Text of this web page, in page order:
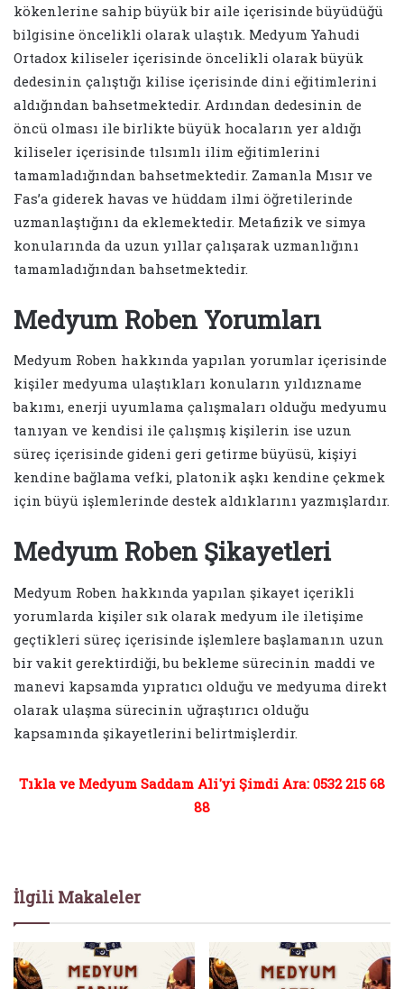
kökenlerine sahip büyük bir aile içerisinde büyüdüğü
bilgisine öncelikli olarak ulaştık. Medyum Yahudi
Ortadox kiliseler içerisinde öncelikli olarak büyük
dedesinin çalıştığı kilise içerisinde dini eğitimlerini
aldığından bahsetmektedir. Ardından dedesinin de
öncü olması ile birlikte büyük hocaların yer aldığı
kiliseler içerisinde tılsımlı ilim eğitimlerini
tamamladığından bahsetmektedir. Zamanla Mısır ve
Fas’a giderek havas ve hüddam ilmi öğretilerinde
uzmanlaştığını da eklemektedir. Metafizik ve simya
konularında da uzun yıllar çalışarak uzmanlığını
tamamladığından bahsetmektedir.
Medyum Roben Yorumları
Medyum Roben hakkında yapılan yorumlar içerisinde
kişiler medyuma ulaştıkları konuların yıldızname
bakımı, enerji uyumlama çalışmaları olduğu medyumu
tanıyan ve kendisi ile çalışmış kişilerin ise uzun
süreç içerisinde gideni geri getirme büyüsü, kişiyi
kendine bağlama vefki, platonik aşkı kendine çekmek
için büyü işlemlerinde destek aldıklarını yazmışlardır.
Medyum Roben Şikayetleri
Medyum Roben hakkında yapılan şikayet içerikli
yorumlarda kişiler sık olarak medyum ile iletişime
geçtikleri süreç içerisinde işlemlere başlamanın uzun
bir vakit gerektirdiği, bu bekleme sürecinin maddi ve
manevi kapsamda yıpratıcı olduğu ve medyuma direkt
olarak ulaşma sürecinin uğraştırıcı olduğu
kapsamında şikayetlerini belirtmişlerdir.
Tıkla ve Medyum Saddam Ali'yi Şimdi Ara: 0532 215 68
88
İlgili Makaleler